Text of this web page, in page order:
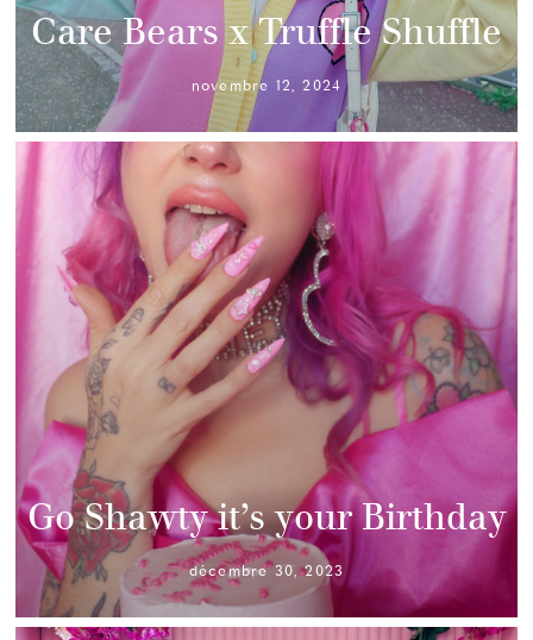
Care Bears x Truffle Shuffle
novembre 12, 2024
Go Shawty it’s your Birthday
décembre 30, 2023